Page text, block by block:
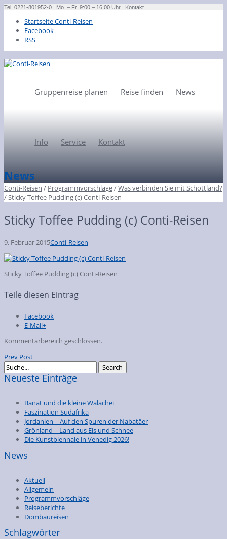
Tel. 0221-801952-0 | Mo. – Fr. 9:00 – 16:00 Uhr | Kontakt
Startseite Conti-Reisen
Facebook
RSS
Gruppenreise planen Reise finden News
Info Service Kontakt
News
Conti-Reisen / Programmvorschläge/Was verbinden Sie mit Schottland?
/Sticky Toffee Pudding (c) Conti-Reisen
Sticky Toffee Pudding (c) Conti-Reisen
9. Februar 2015Conti-Reisen
Sticky Toffee Pudding (c) Conti-Reisen
Teile diesen Eintrag
Facebook
E-Mail+
Kommentarbereich geschlossen.
Prev Post
Neueste Einträge
Banat und die kleine Walachei
Faszination Südafrika
Jordanien – Auf den Spuren der Nabatäer
Grönland – Land aus Eis und Schnee
Die Kunstbiennale in Venedig 2026!
News
Aktuell
Allgemein
Programmvorschläge
Reiseberichte
Dombaureisen
Schlagwörter